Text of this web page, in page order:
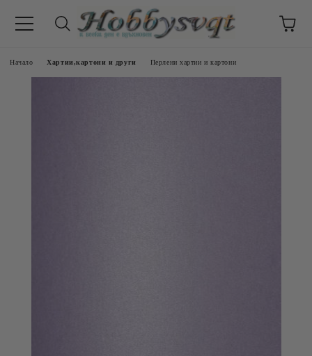
Начало Хартии,картони и други Перлени хартии и картони